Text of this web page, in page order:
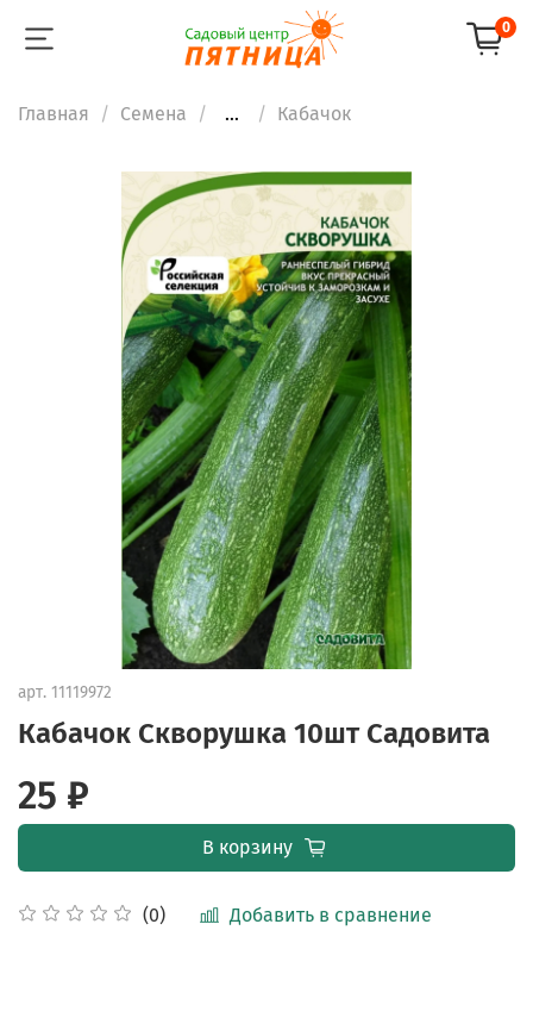
0
Главная Семена ... Кабачок
арт. 11119972
Кабачок Скворушка 10шт Садовита
(0) Добавить в сравнение
25 ₽
В корзину